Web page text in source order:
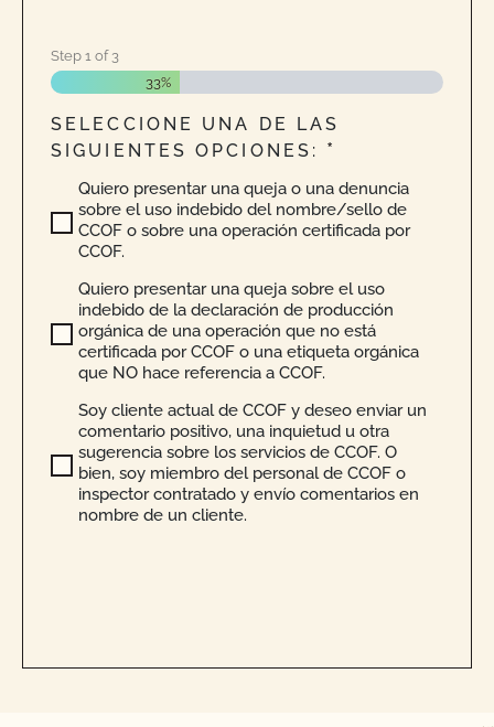
Step 1 of 3
33%
SELECCIONE UNA DE LAS
SIGUIENTES OPCIONES:
Quiero presentar una queja o una denuncia
sobre el uso indebido del nombre/sello de
CCOF o sobre una operación certificada por
CCOF.
Quiero presentar una queja sobre el uso
indebido de la declaración de producción
orgánica de una operación que no está
certificada por CCOF o una etiqueta orgánica
que NO hace referencia a CCOF.
Soy cliente actual de CCOF y deseo enviar un
comentario positivo, una inquietud u otra
sugerencia sobre los servicios de CCOF. O
bien, soy miembro del personal de CCOF o
inspector contratado y envío comentarios en
nombre de un cliente.